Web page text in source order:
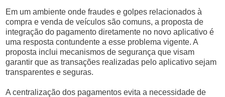
Em um ambiente onde fraudes e golpes relacionados à
compra e venda de veículos são comuns, a proposta de
integração do pagamento diretamente no novo aplicativo é
uma resposta contundente a esse problema vigente. A
proposta inclui mecanismos de segurança que visam
garantir que as transações realizadas pelo aplicativo sejam
transparentes e seguras.
A centralização dos pagamentos evita a necessidade de